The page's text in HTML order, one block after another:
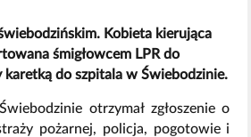
Kobieta kierująca
śmigłowcem LPR do
karetką do szpitala w Świebodzinie.
otrzymał zgłoszenie o
pożarnej, policja, pogotowie i